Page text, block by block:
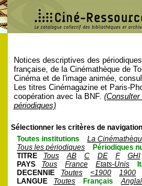
Notices descriptives des
française, de la Cinémathèque de
Cinéma et de l'image animée,
Les titres Cinémagazine et Paris-
coopération avec la BNF.
périodiques)
Sélectionner les critères de
Toutes institutions
La
Tous les périodiques
Périodiques
TITRE
Tous AB C DE F
GHI
PAYS
Tous France Etats-Unis
DECENNIE
Toutes <1900
1900
LANGUE
Toutes Français